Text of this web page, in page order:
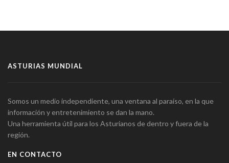
ASTURIAS MUNDIAL
Somos un medio independiente, una ventana al paraíso, en la que
información y entretenimiento se dan la mano.
Una herramienta útil para los Asturianos de dentro y fuera de la
región.
EN CONTACTO